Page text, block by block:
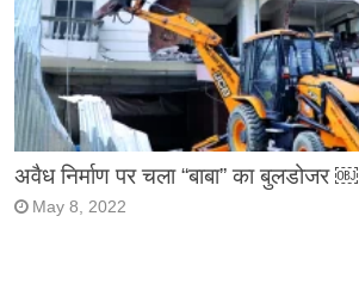
अवैध निर्माण पर चला “बाबा” का बुलडोजर ￼
May 8, 2022